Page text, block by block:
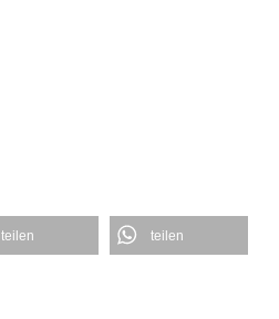
teilen teilen